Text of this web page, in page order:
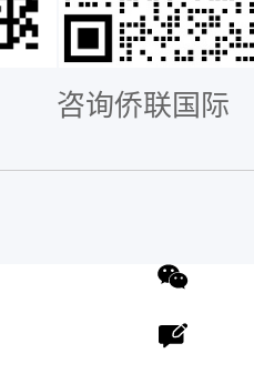
咨询侨联国际